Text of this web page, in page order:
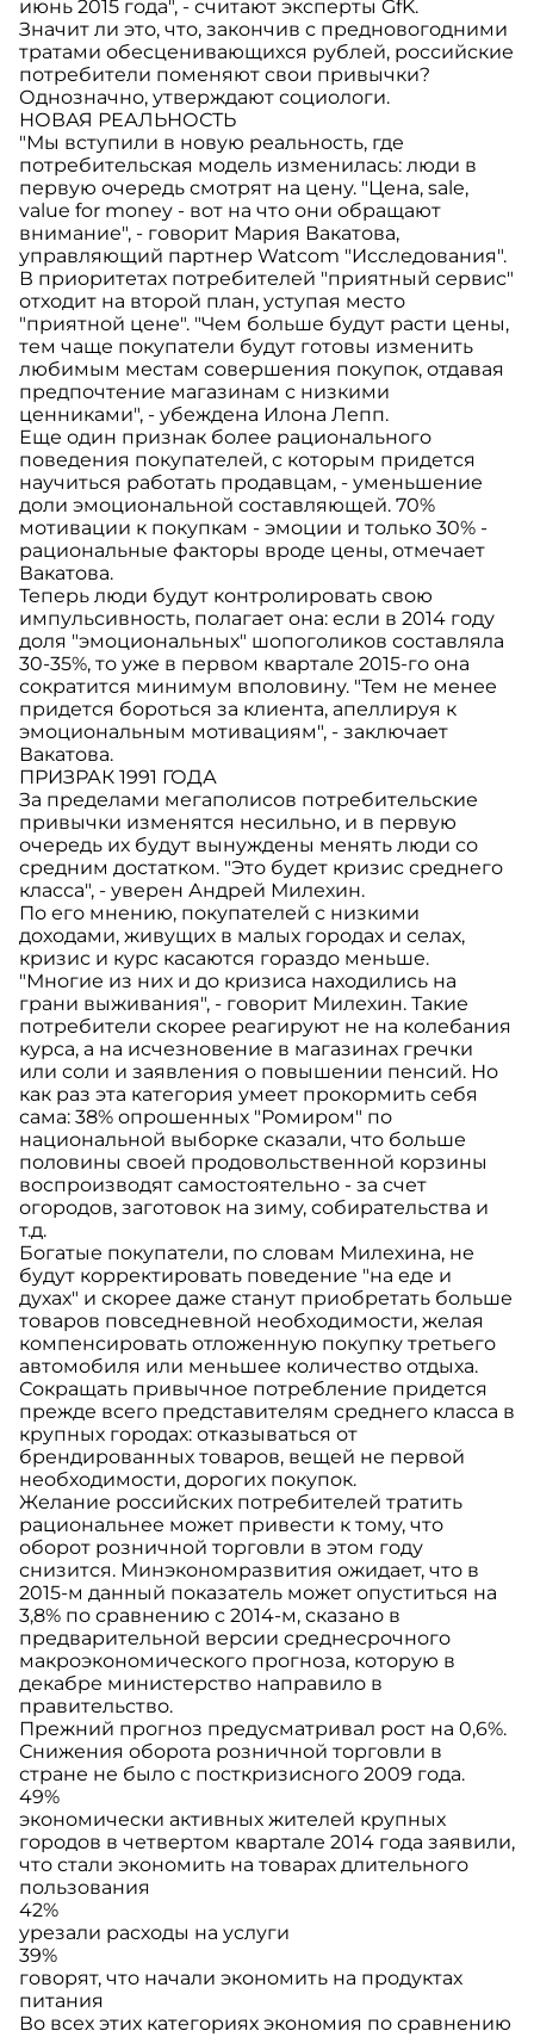
июнь 2015 года", - считают эксперты GfK.
Значит ли это, что, закончив с предновогодними
тратами обесценивающихся рублей, российские
потребители поменяют свои привычки?
Однозначно, утверждают социологи.
НОВАЯ РЕАЛЬНОСТЬ
"Мы вступили в новую реальность, где
потребительская модель изменилась: люди в
первую очередь смотрят на цену. "Цена, sale,
value for money - вот на что они обращают
внимание", - говорит Мария Вакатова,
управляющий партнер Watcom "Исследования".
В приоритетах потребителей "приятный сервис"
отходит на второй план, уступая место
"приятной цене". "Чем больше будут расти цены,
тем чаще покупатели будут готовы изменить
любимым местам совершения покупок, отдавая
предпочтение магазинам с низкими
ценниками", - убеждена Илона Лепп.
Еще один признак более рационального
поведения покупателей, с которым придется
научиться работать продавцам, - уменьшение
доли эмоциональной составляющей. 70%
мотивации к покупкам - эмоции и только 30% -
рациональные факторы вроде цены, отмечает
Вакатова.
Теперь люди будут контролировать свою
импульсивность, полагает она: если в 2014 году
доля "эмоциональных" шопоголиков составляла
30-35%, то уже в первом квартале 2015-го она
сократится минимум вполовину. "Тем не менее
придется бороться за клиента, апеллируя к
эмоциональным мотивациям", - заключает
Вакатова.
ПРИЗРАК 1991 ГОДА
За пределами мегаполисов потребительские
привычки изменятся несильно, и в первую
очередь их будут вынуждены менять люди со
средним достатком. "Это будет кризис среднего
класса", - уверен Андрей Милехин.
По его мнению, покупателей с низкими
доходами, живущих в малых городах и селах,
кризис и курс касаются гораздо меньше.
"Многие из них и до кризиса находились на
грани выживания", - говорит Милехин. Такие
потребители скорее реагируют не на колебания
курса, а на исчезновение в магазинах гречки
или соли и заявления о повышении пенсий. Но
как раз эта категория умеет прокормить себя
сама: 38% опрошенных "Ромиром" по
национальной выборке сказали, что больше
половины своей продовольственной корзины
воспроизводят самостоятельно - за счет
огородов, заготовок на зиму, собирательства и
т.д.
Богатые покупатели, по словам Милехина, не
будут корректировать поведение "на еде и
духах" и скорее даже станут приобретать больше
товаров повседневной необходимости, желая
компенсировать отложенную покупку третьего
автомобиля или меньшее количество отдыха.
Сокращать привычное потребление придется
прежде всего представителям среднего класса в
крупных городах: отказываться от
брендированных товаров, вещей не первой
необходимости, дорогих покупок.
Желание российских потребителей тратить
рациональнее может привести к тому, что
оборот розничной торговли в этом году
снизится. Минэкономразвития ожидает, что в
2015-м данный показатель может опуститься на
3,8% по сравнению с 2014-м, сказано в
предварительной версии среднесрочного
макроэкономического прогноза, которую в
декабре министерство направило в
правительство.
Прежний прогноз предусматривал рост на 0,6%.
Снижения оборота розничной торговли в
стране не было с посткризисного 2009 года.
49%
экономически активных жителей крупных
городов в четвертом квартале 2014 года заявили,
что стали экономить на товарах длительного
пользования
42%
урезали расходы на услуги
39%
говорят, что начали экономить на продуктах
питания
Во всех этих категориях экономия по сравнению